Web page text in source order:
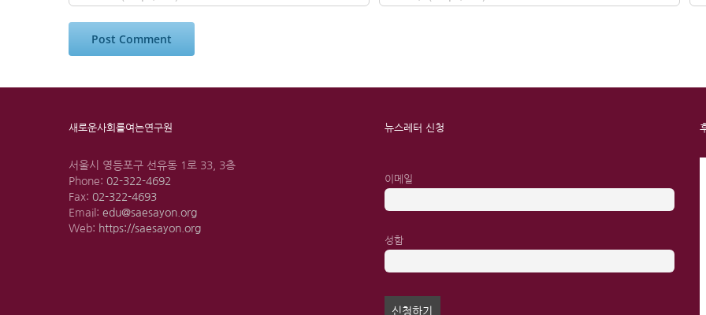
새로운사회를여는연구원
서울시 영등포구 선유동 1로 33, 3층
Phone: 02-322-4692
Fax: 02-322-4693
Email: edu@saesayon.org
Web: https://saesayon.org
뉴스레터 신청
이메일
성함